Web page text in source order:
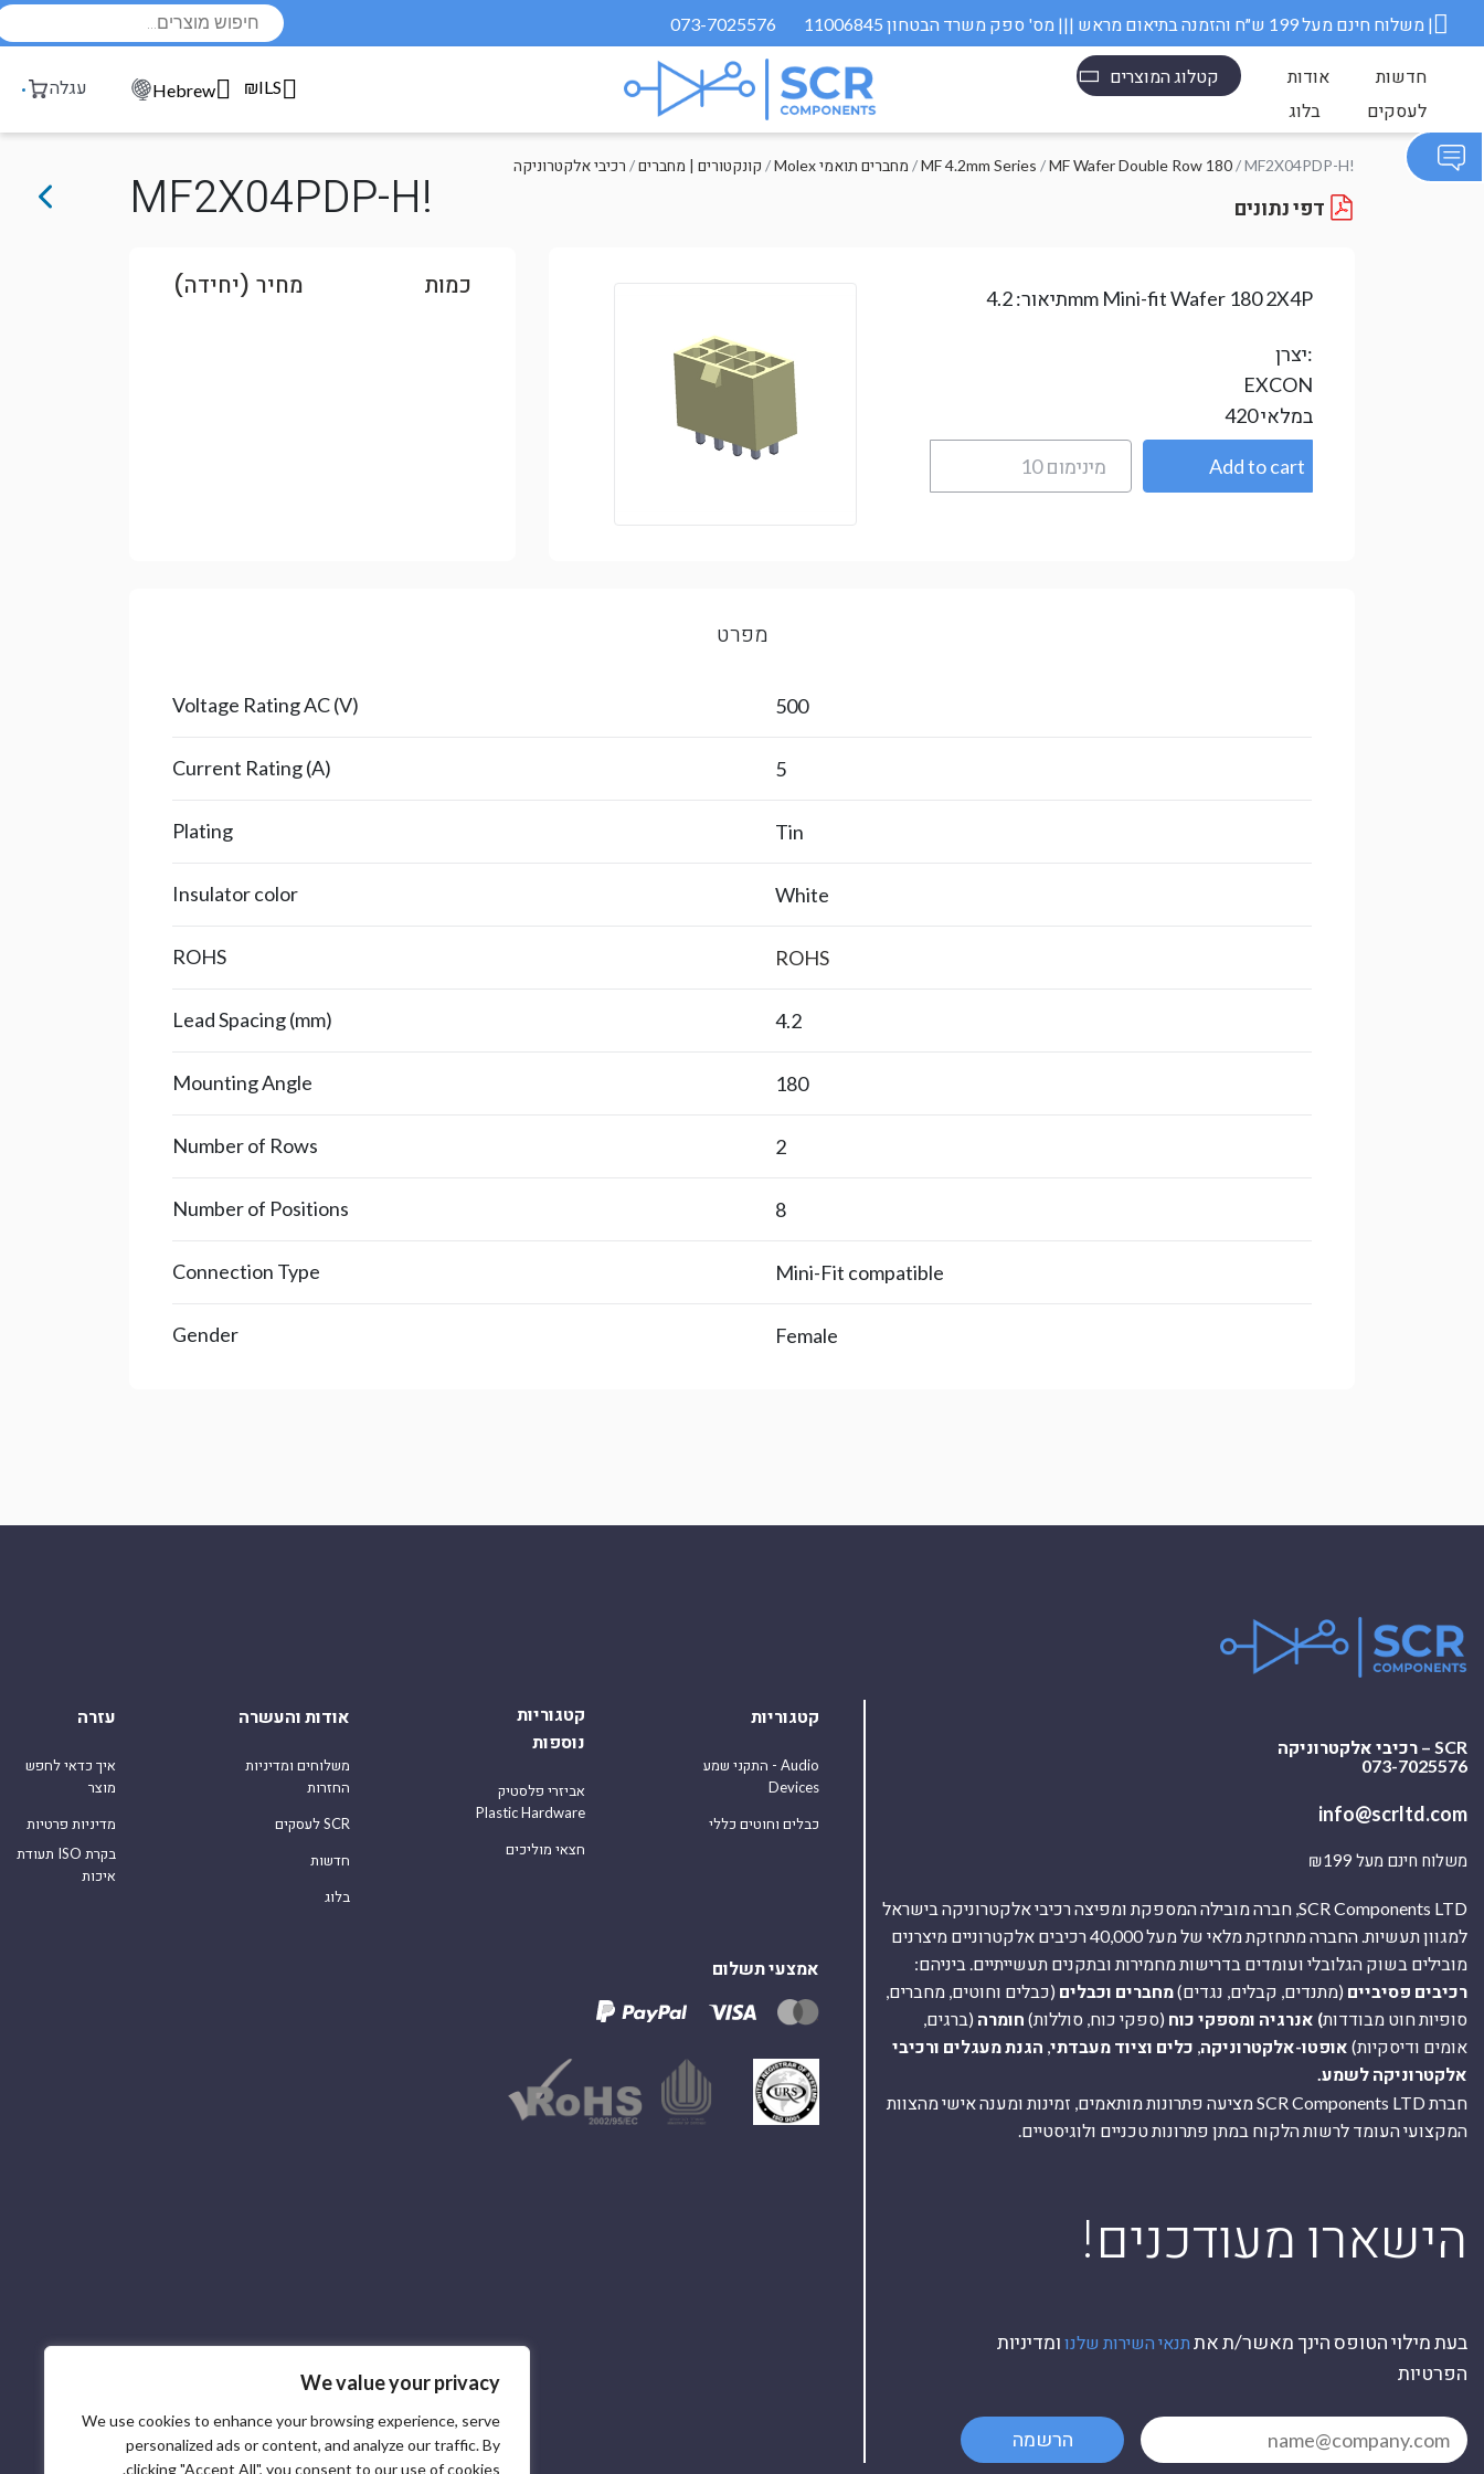
We value your privacy
We use cookies to enhance your browsing experience, serve
personalized ads or content, and analyze our traffic. By
clicking "Accept All", you consent to our use of cookies.
073-7025576 משלוח חינם מעל 199 ש״ח והזמנה בתיאום מראש ||| מס' ספק משרד הבטחון 11006845 |
קטלוג המוצרים אודות
חדשות
בלוג
לעסקים
עגלה Hebrew ₪ILS
רכיבי אלקטרוניקה /קונקטורים | מחברים / Molex מחברים תואמי /MF 4.2mm Series /MF Wafer Double Row 180/ MF2X04PDP-H!
MF2X04PDP-H!
תיאור:4.2mm Mini-fit Wafer 180 2X4P
יצרן:
EXCON
420במלאי
כמות מחיר (יחידה)
מפרט
Voltage Rating AC (V) 500
Current Rating (A) 5
Plating Tin
Insulator color White
ROHS ROHS
Lead Spacing (mm) 4.2
Mounting Angle 180
Number of Rows 2
Number of Positions 8
Connection Type Mini-Fit compatible
Gender Female
SCR – רכיבי אלקטרוניקה
073-7025576
info@scrltd.com
משלוח חינם מעל ₪199
SCR Components LTD, חברה מובילה המספקת ומפיצה רכיבי אלקטרוניקה בישראל
למגוון תעשיות. החברה מתחזקת מלאי של מעל 40,000 רכיבים אלקטרוניים מיצרנים
מובילים בשוק הגלובלי ועומדים בדרישות מחמירות ובתקנים תעשייתיים. ביניהם:
רכיבים פסיביים (מתנדים, קבלים, נגדים)מחברים וכבלים (כבלים וחוטים, מחברים,
סופיות חוט מבודדות) אנרגיה ומספקי כוח (ספקי כוח, סוללות) חומרה (ברגים,
אומים ודיסקיות) אופטו-אלקטרוניקה כלים וציוד מעבדתי הגנת מעגלים ורכיבי
אלקטרוניקה לשמע.
חברת SCR Components LTD מציעה פתרונות מותאמים, זמינות ומענה אישי מהצוות
המקצועי העומד לרשות הלקוח במתן פתרונות טכניים ולוגיסטיים.
!הישארו מעודכנים
בעת מילוי הטופס הינך מאשר/ת את תנאי השירות שלנו ומדיניות
הפרטיות
הרשמה
קטגוריות
התקני שמע - Audio
Devices
כבלים וחוטים כללי
קטגוריות
נוספות
אביזרי פלסטיק
Plastic Hardware
חצאי מוליכים
אודות והעשרה
משלוחים ומדיניות
החזרות
לעסקים SCR
חדשות
בלוג
עזרה
איך כדאי לחפש
מוצר
מדיניות פרטיות
תעודת ISO בקרת
איכות
אמצעי תשלום